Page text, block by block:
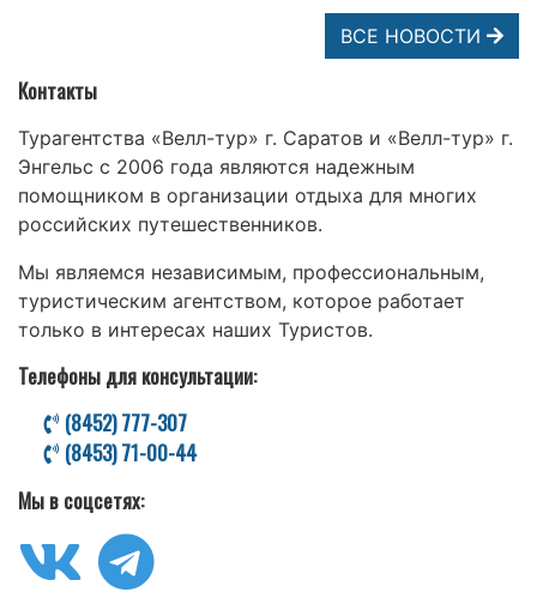
ВСЕ НОВОСТИ
Контакты
Турагентства «Велл-тур» г. Саратов и «Велл-тур» г.
Энгельс с 2006 года являются надежным
помощником в организации отдыха для многих
российских путешественников.
Мы являемся независимым, профессиональным,
туристическим агентством, которое работает
только в интересах наших Туристов.
Телефоны для консультации:
(8452) 777-307
(8453) 71-00-44
Мы в соцсетях: